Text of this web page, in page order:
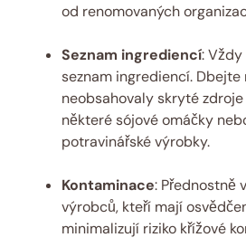
od renomovaných
Seznam⁢ ingrediencí:
seznam ingrediencí.
‌neobsahovaly skryté​ zdroje
některé sójové omáčky
potravinářské výrobky.
Kontaminace: Přednostně
výrobců, kteří mají
minimalizují ⁢riziko křížové